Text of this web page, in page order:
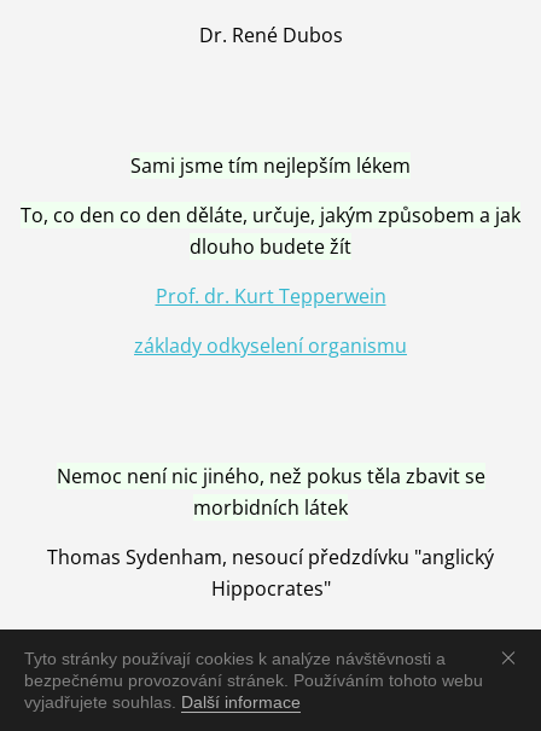
Tyto stránky používají cookies k analýze návštěvnosti a
bezpečnému provozování stránek. Používáním tohoto webu
vyjadřujete souhlas. Další informace
Dr. René Dubos
Sami jsme tím nejlepším lékem
To, co den co den děláte, určuje, jakým způsobem a jak
dlouho budete žít
Prof. dr. Kurt Tepperwein
základy odkyselení organismu
Nemoc není nic jiného, než pokus těla zbavit se
morbidních látek
Thomas Sydenham, nesoucí předzdívku "anglický
Hippocrates"
Nemoc je vyléčena jen pomocí Přírody, neutralizací a